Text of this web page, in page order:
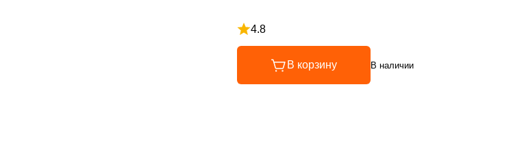
4.8
Рейтинг 4.8 из 5
В корзину В наличии